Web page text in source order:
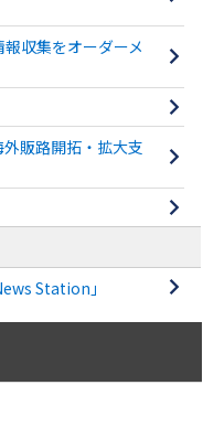
収集をオーダーメ
販路開拓・拡大支
Station」